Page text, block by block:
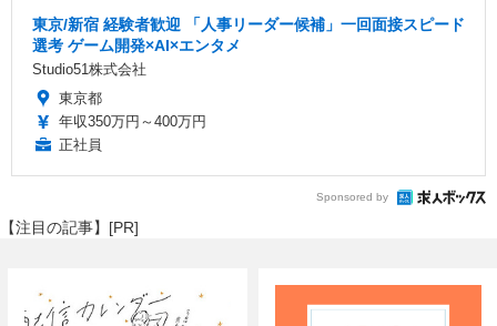
東京/新宿 経験者歓迎 「人事リーダー候補」一回面接スピード
選考 ゲーム開発×AI×エンタメ
Studio51株式会社
東京都
年収350万円～400万円
正社員
Sponsored by
【注目の記事】[PR]